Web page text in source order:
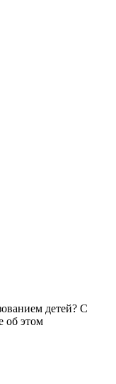
детей? С
об этом